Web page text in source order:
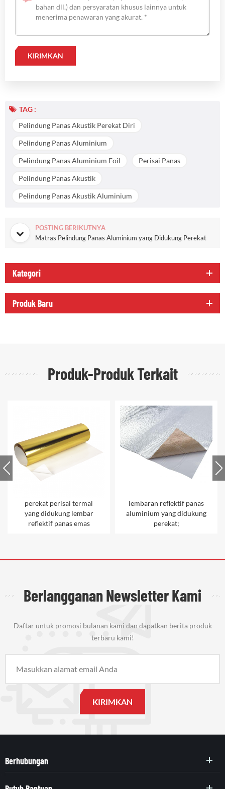
TAG :
Pelindung Panas Akustik Perekat Diri
Pelindung Panas Aluminium
Pelindung Panas Aluminium Foil Perisai Panas
Pelindung Panas Akustik
Pelindung Panas Akustik Aluminium
POSTING BERIKUTNYA
Matras Pelindung Panas Aluminium yang Didukung Perekat
Kategori
Produk Baru
Produk-Produk Terkait
lembaran reflektif panas
aluminium yang didukung
perekat;
tikar pelindung panas
emas reflektif termal
Berlangganan Newsletter Kami
Daftar untuk promosi bulanan kami dan dapatkan berita produk
terbaru kami!
Berhubungan